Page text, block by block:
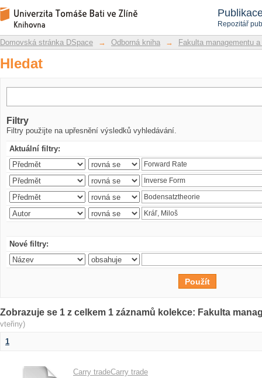
Repozitář
Hledat
Repozitář DSpace/Manakin
Domovská stránka DSpace → Odborná kniha → Fakulta managementu
Hledat
Filtry
Filtry použijte na upřesnění výsledků vyhledávání.
Aktuální filtry:
Nové filtry:
Zobrazuje se 1 z celkem 1 záznamů kolekce: Fakulta
vteřiny)
1
Carry tradeCarry trade